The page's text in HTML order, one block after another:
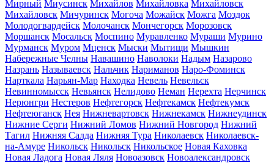
Мирный Миусинск Михайлов Михайловка Михайловск
Михайловск Мичуринск Могоча Можайск Можга Моздок
Молодогвардейск Молочанск Мончегорск Морозовск
Моршанск Мосальск Моспино Муравленко Мураши Мурино
Мурманск Муром Мценск Мыски Мытищи Мышкин
Набережные Челны Навашино Наволоки Надым Назарово
Назрань Называевск Нальчик Нариманов Наро-Фоминск
Нарткала Нарьян-Мар Находка Невель Невельск
Невинномысск Невьянск Нелидово Неман Нерехта Нерчинск
Нерюнгри Нестеров Нефтегорск Нефтекамск Нефтекумск
Нефтеюганск Нея Нижневартовск Нижнекамск Нижнеудинск
Нижние Серги Нижний Ломов Нижний Новгород Нижний
Тагил Нижняя Салда Нижняя Тура Николаевск Николаевск-
на-Амуре Никольск Никольск Никольское Новая Каховка
Новая Ладога Новая Ляля Новоазовск Новоалександровск